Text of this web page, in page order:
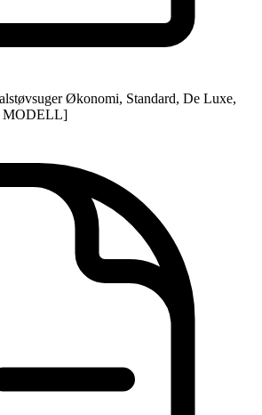
Økonomi, Standard, De Luxe,
MODELL]